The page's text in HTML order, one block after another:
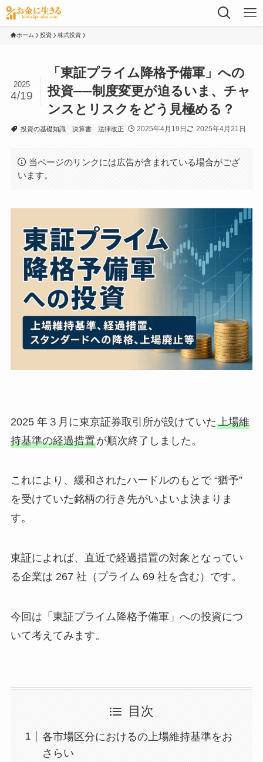
ホーム 投資 株式投資
「東証プライム降格予備軍」への
投資──制度変更が迫るいま、チャ
ンスとリスクをどう見極める？
2025
4/19
投資の基礎知識 決算書 法律改正 2025年4月19日 2025年4月21日
当ページのリンクには広告が含まれている場合がござ
います。
2025 年３月に東京証券取引所が設けていた上場維
持基準の経過措置が順次終了しました。
これにより、緩和されたハードルのもとで “猶予”
を受けていた銘柄の行き先がいよいよ決まりま
す。
東証によれば、直近で経過措置の対象となってい
る企業は 267 社（プライム 69 社を含む）です。
今回は「東証プライム降格予備軍」への投資につ
いて考えてみます。
目次
各市場区分におけるの上場維持基準をお
さらい